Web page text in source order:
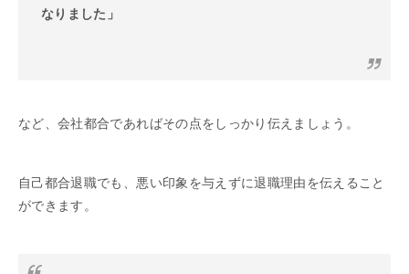
なりました」
など、会社都合であればその点をしっかり伝えましょう。
自己都合退職でも、悪い印象を与えずに退職理由を伝えること
ができます。